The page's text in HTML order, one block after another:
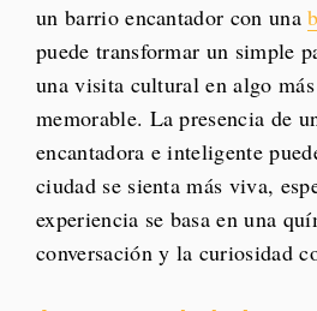
un barrio encantador con una
puede transformar un simple
una visita cultural en algo
memorable. La presencia de
encantadora e inteligente
ciudad se sienta más viva,
experiencia se basa en una
conversación y la curiosidad